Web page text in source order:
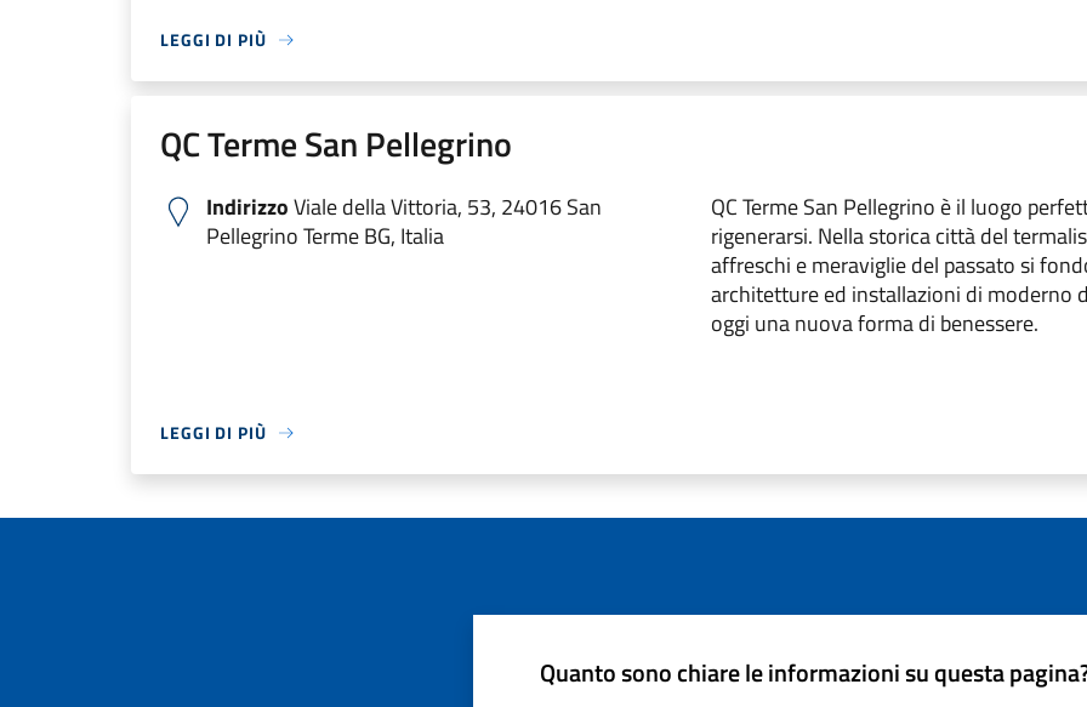
LEGGI DI PIÙ
QC Terme San Pellegrino
IndirizzoViale della Vittoria, 53, 24016 San
Pellegrino Terme BG, Italia
QC Terme San Pellegrino è il luogo
rigenerarsi. Nella storica città del
affreschi e meraviglie del passato si
architetture ed installazioni di moderno
oggi una nuova forma di benessere.
LEGGI DI PIÙ
Quanto sono chiare le informazioni su questa